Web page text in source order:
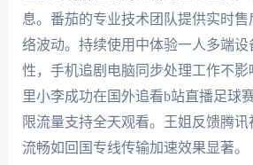
息。番茄的专业技术团队提供实时售
络波动。持续使用中体验一人多端设
性，手机追剧电脑同步处理工作不影
里小李成功在国外追看b站直播足球
限流量支持全天观看。王姐反馈腾
流畅如回国专线传输加速效果显著。